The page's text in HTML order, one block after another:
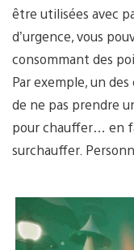
être utilisées avec
d’urgence, vous
consommant des
Par exemple, un
de ne pas prendre
pour chauffer… en
surchauffer.